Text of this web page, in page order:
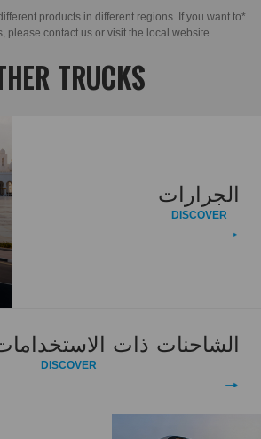
products in different regions. If you want to
please contact us or visit the local website
TRUCKS
الجرارات
DISCOVER
الشاحنات ذات
DISCOVER